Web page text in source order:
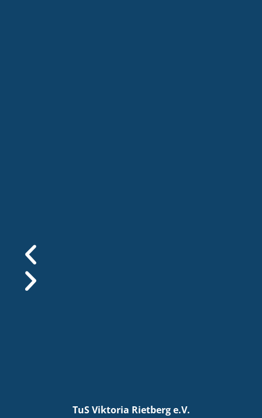
TuS Viktoria Rietberg e.V.